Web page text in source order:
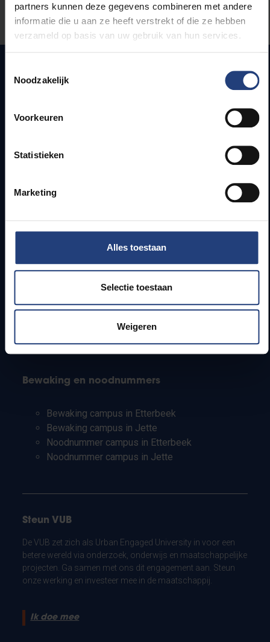
partners kunnen deze gegevens combineren met andere
informatie die u aan ze heeft verstrekt of die ze hebben
verzameld op basis van uw gebruik van hun services.
Noodzakelijk
Voorkeuren
Statistieken
Marketing
Alles toestaan
Selectie toestaan
Weigeren
Laat het ons weten
Webmail
Lesroosters
Campusfaciliteiten
Info voor
Pers
PhD-studenten
Internationale studenten
Bewaking en noodnummers
Bewaking campus in Etterbeek
Bewaking campus in Jette
Noodnummer campus in Etterbeek
Noodnummer campus in Jette
Steun VUB
De VUB zet zich als Urban Engaged University in voor een
betere wereld via onderzoek, onderwijs en maatschappelijke
projecten. Ga samen met ons dit engagement aan. Steun
onze werking en investeer mee in de maatschappij.
Ik doe mee